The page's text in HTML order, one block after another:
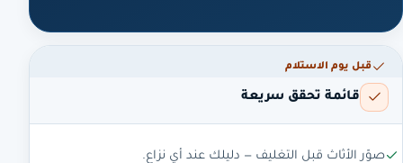
قبل يوم الاستلام
قائمة تحقق سريعة
صوّر الأثاث قبل التغليف — دليلك عند أي نزاع.